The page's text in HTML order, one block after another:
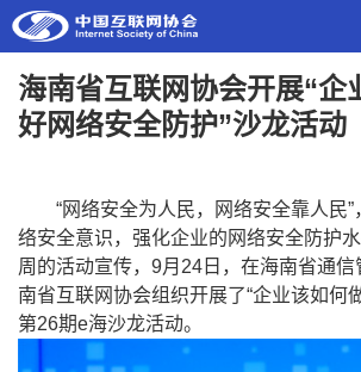
海南省互联网协会开展“企
好网络安全防护”沙龙活动
“网络安全为人民，网络安全靠人民
络安全意识，强化企业的网络安全防护
周的活动宣传， 9月 24 日，在海南省通
南省互联网协会组织开展了“企业该如何
第26期e海沙龙活动。